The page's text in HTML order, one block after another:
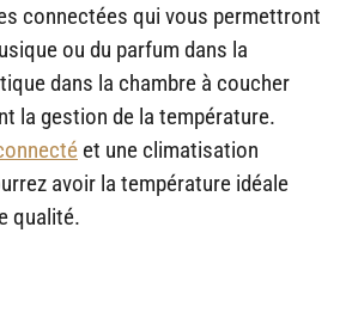
connectées qui vous permettront
ou du parfum dans la
dans la chambre à coucher
la gestion de la température.
et une climatisation
avoir la température idéale
qualité.